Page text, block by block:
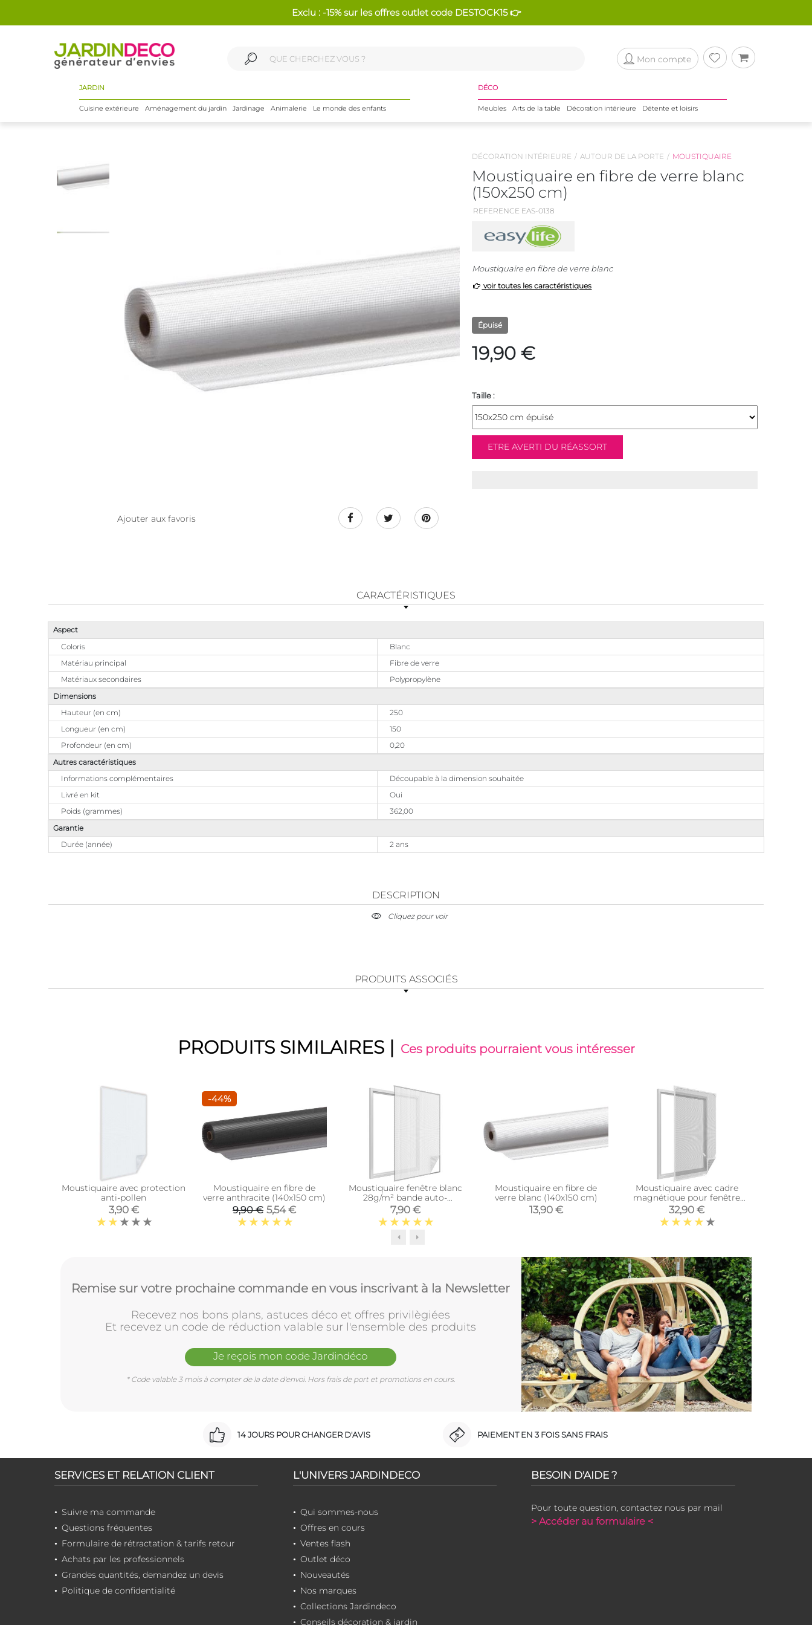
Exclu : -15% sur les offres outlet code DESTOCK15 👉
Mon compte
JARDIN
Cuisine extérieure Aménagement du jardin Jardinage Animalerie Le monde des enfants
DÉCO
Meubles Arts de la table Décoration intérieure Détente et loisirs
Ajouter aux favoris
DÉCORATION INTÉRIEURE AUTOUR DE LA PORTE MOUSTIQUAIRE
Moustiquaire en fibre de verre blanc
(150x250 cm)
REFERENCE EAS-0138
Moustiquaire en fibre de verre blanc
voir toutes les caractéristiques
Épuisé
19,90 €
Taille :
CARACTÉRISTIQUES
Aspect
Coloris
Blanc
Matériau principal
Fibre de verre
Matériaux secondaires
Polypropylène
Dimensions
Hauteur (en cm)
250
Longueur (en cm)
150
Profondeur (en cm)
0,20
Autres caractéristiques
Informations complémentaires
Découpable à la dimension souhaitée
Livré en kit
Oui
Poids (grammes)
362,00
Garantie
Durée (année)
2 ans
DESCRIPTION
Cliquez pour voir
PRODUITS ASSOCIÉS
PRODUITS SIMILAIRES | Ces produits pourraient vous intéresser
Moustiquaire avec protection
anti-pollen
3,90 €
-44%
Moustiquaire en fibre de
verre anthracite (140x150 cm)
9,90 € 5,54 €
Moustiquaire fenêtre blanc
28g/m² bande auto-
agrippante 9,5 mm (max
130x150 cm)
7,90 €
Moustiquaire en fibre de
verre blanc (140x150 cm)
13,90 €
Moustiquaire avec cadre
magnétique pour fenêtre
blanc (max 120x140 cm)
32,90 €
Remise sur votre prochaine commande en vous inscrivant à la Newsletter
Recevez nos bons plans, astuces déco et offres privilègiées
Et recevez un code de réduction valable sur l'ensemble des produits
Je reçois mon code Jardindéco
* Code valable 3 mois à compter de la date d'envoi. Hors frais de port et promotions en cours.
14 JOURS POUR CHANGER D'AVIS PAIEMENT EN 3 FOIS SANS FRAIS
SERVICES ET RELATION CLIENT
Suivre ma commande
Questions fréquentes
Formulaire de rétractation & tarifs retour
Achats par les professionnels
Grandes quantités, demandez un devis
Politique de confidentialité
L'UNIVERS JARDINDECO
Qui sommes-nous
Offres en cours
Ventes flash
Outlet déco
Nouveautés
Nos marques
Collections Jardindeco
Conseils décoration & jardin
BESOIN D'AIDE ?
Pour toute question, contactez nous par mail
> Accéder au formulaire <